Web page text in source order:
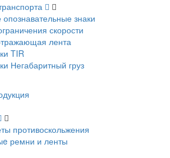
знаки
скорости
лента
TIR
Негабаритный груз
противоскольжения
ремни и ленты